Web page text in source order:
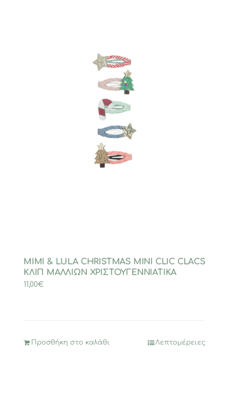
MIMI & LULA CHRISTMAS MINI CLIC CLACS
ΚΛΙΠ ΜΑΛΛΙΩΝ ΧΡΙΣΤΟΥΓΕΝΝΙΑΤΙΚΑ
11,00€
Προσθήκη στο καλάθι Λεπτομέρειες